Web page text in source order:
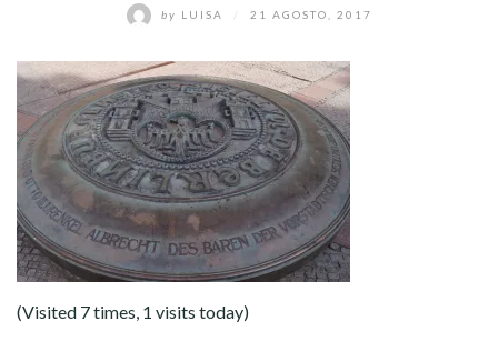
by LUISA 21 AGOSTO, 2017
(Visited 7 times, 1 visits today)